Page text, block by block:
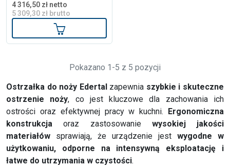
4 316,50 zł netto
5 309,30 zł brutto
Dodaj do koszyka
Pokazano 1-5 z 5 pozycji
Ostrzałka do noży Edertalzapewnia szybkie i skuteczne
ostrzenie noży, co jest kluczowe dla zachowania ich
ostrości oraz efektywnej pracy w kuchni. Ergonomiczna
konstrukcja oraz zastosowanie wysokiej jakości
materiałów sprawiają, że urządzenie jest wygodne w
użytkowaniu, odporne na intensywną eksploatację i
łatwe do utrzymania w czystości.